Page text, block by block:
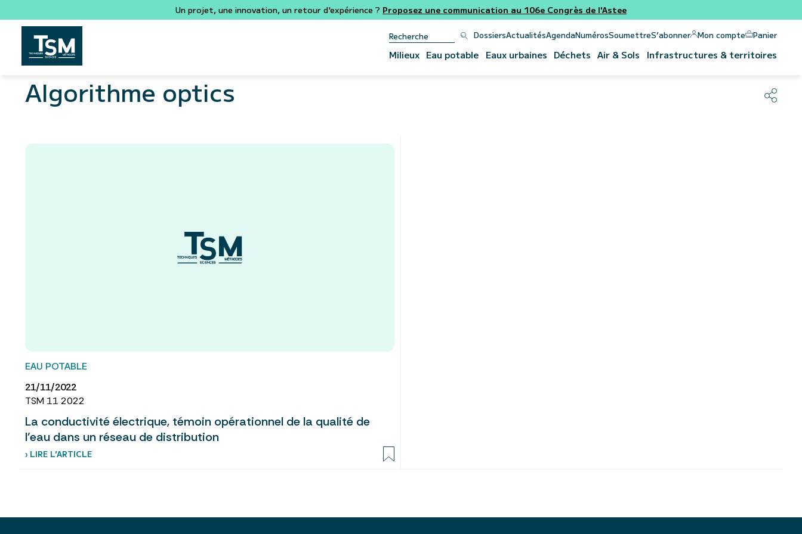
Un projet, une innovation, un retour d'expérience ? Proposez une communication au 106e Congrès de l'Astee
DossiersActualitésAgendaNumérosSoumettreS’abonner Mon compte Panier
Milieux Eau potable Eaux urbaines Déchets Air & Sols Infrastructures & territoires
Algorithme optics
EAU POTABLE
21/11/2022
TSM 11 2022
La conductivité électrique, témoin opérationnel de la qualité de
l’eau dans un réseau de distribution
› LIRE L’ARTICLE